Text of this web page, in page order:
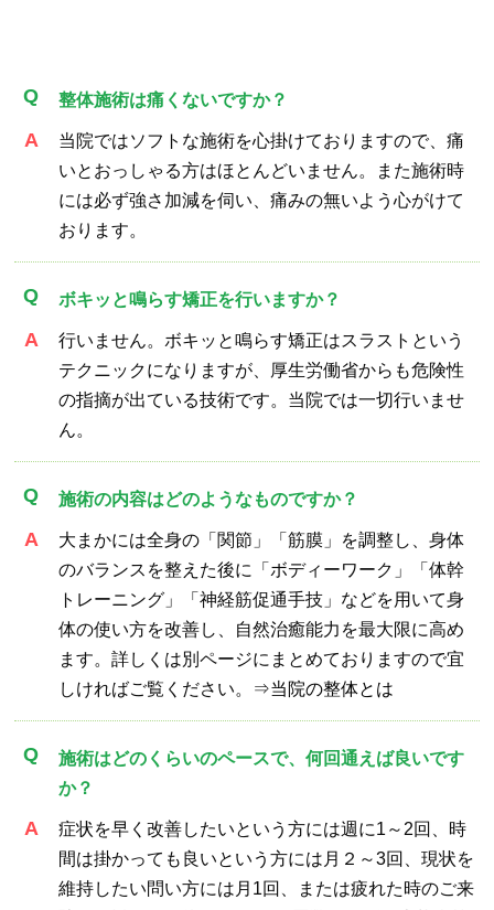
専門家向けセミナー
専門家やトレーナーの声
エクササイズ紹介
パーソナルトレーニング
整体施術は痛くないですか？
当院ではソフトな施術を心掛けておりますので、痛
いとおっしゃる方はほとんどいません。また施術時
には必ず強さ加減を伺い、痛みの無いよう心がけて
おります。
ボキッと鳴らす矯正を行いますか？
行いません。ボキッと鳴らす矯正はスラストという
テクニックになりますが、厚生労働省からも危険性
の指摘が出ている技術です。当院では一切行いませ
ん。
施術の内容はどのようなものですか？
大まかには全身の「関節」「筋膜」を調整し、身体
のバランスを整えた後に「ボディーワーク」「体幹
トレーニング」「神経筋促通手技」などを用いて身
体の使い方を改善し、自然治癒能力を最大限に高め
ます。詳しくは別ページにまとめておりますので宜
しければご覧ください。⇒当院の整体とは
施術はどのくらいのペースで、何回通えば良いです
か？
症状を早く改善したいという方には週に1～2回、時
間は掛かっても良いという方には月２～3回、現状を
維持したい問い方には月1回、または疲れた時のご来